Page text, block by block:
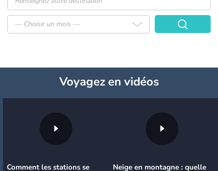
— Choisir un mois —
Voyagezen vidéos
Comment les stations se
Neige en montagne : quelle